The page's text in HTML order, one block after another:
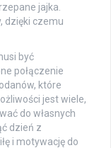
jajka.
dzięki czemu
być
połączenie
które
jest wiele,
do własnych
dzień z
i motywację do